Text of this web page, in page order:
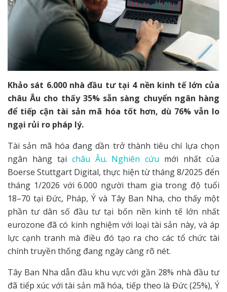
Khảo sát 6.000 nhà đầu tư tại 4 nền kinh tế lớn của
châu Âu cho thấy 35% sẵn sàng chuyển ngân hàng
để tiếp cận tài sản mã hóa tốt hơn, dù 76% vẫn lo
ngại rủi ro pháp lý.
Tài sản mã hóa đang dần trở thành tiêu chí lựa chọn
ngân hàng tại châu Âu. Nghiên cứu mới nhất của
Boerse Stuttgart Digital, thực hiện từ tháng 8/2025 đến
tháng 1/2026 với 6.000 người tham gia trong độ tuổi
18–70 tại Đức, Pháp, Ý và Tây Ban Nha, cho thấy một
phần tư dân số đầu tư tại bốn nền kinh tế lớn nhất
eurozone đã có kinh nghiệm với loại tài sản này, và áp
lực cạnh tranh mà điều đó tạo ra cho các tổ chức tài
chính truyền thống đang ngày càng rõ nét.
Tây Ban Nha dẫn đầu khu vực với gần 28% nhà đầu tư
đã tiếp xúc với tài sản mã hóa, tiếp theo là Đức (25%), Ý